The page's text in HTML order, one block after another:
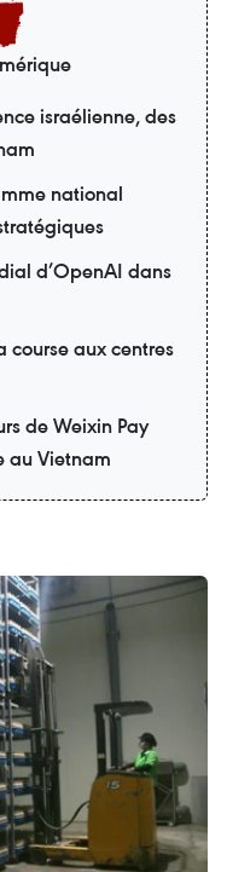
israélienne, des
national
d’OpenAI dans
course aux centres
de Weixin Pay
au Vietnam